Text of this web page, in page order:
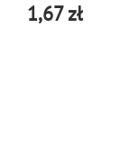
1,67 zł